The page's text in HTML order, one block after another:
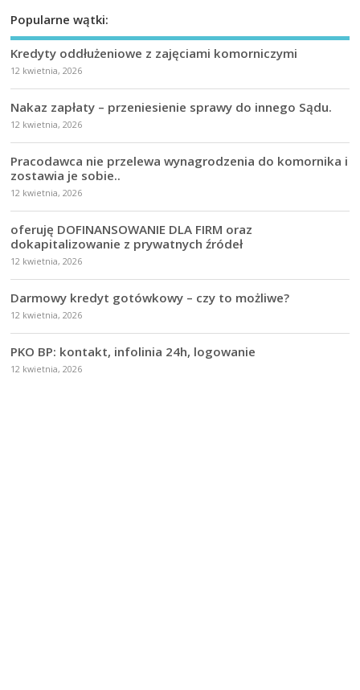
Popularne wątki:
Kredyty oddłużeniowe z zajęciami komorniczymi
12 kwietnia, 2026
Nakaz zapłaty – przeniesienie sprawy do innego Sądu.
12 kwietnia, 2026
Pracodawca nie przelewa wynagrodzenia do komornika i
zostawia je sobie..
12 kwietnia, 2026
oferuję DOFINANSOWANIE DLA FIRM oraz
dokapitalizowanie z prywatnych źródeł
12 kwietnia, 2026
Darmowy kredyt gotówkowy – czy to możliwe?
12 kwietnia, 2026
PKO BP: kontakt, infolinia 24h, logowanie
12 kwietnia, 2026